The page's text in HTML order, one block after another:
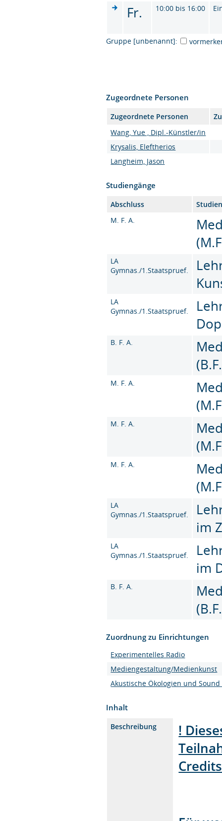
Fr. 10:00 bis 16:00
Gruppe [unbenannt]:
Zugeordnete Personen
Zugeordnete Personen
Wang, Yue , Dipl.-Künstler/in
Krysalis, Eleftherios
Langheim, Jason
Studiengänge
Abschluss
M. F. A.
LA
Gymnas./1.Staatspruef.
LA
Gymnas./1.Staatspruef.
B. F. A.
M. F. A.
M. F. A.
M. F. A.
LA
Gymnas./1.Staatspruef.
im
LA
Gymnas./1.Staatspruef.
im
B. F. A.
Zuordnung zu Einrichtungen
Experimentelles Radio
Mediengestaltung/Medienkunst
Akustische Ökologien und
Inhalt
Beschreibung
!